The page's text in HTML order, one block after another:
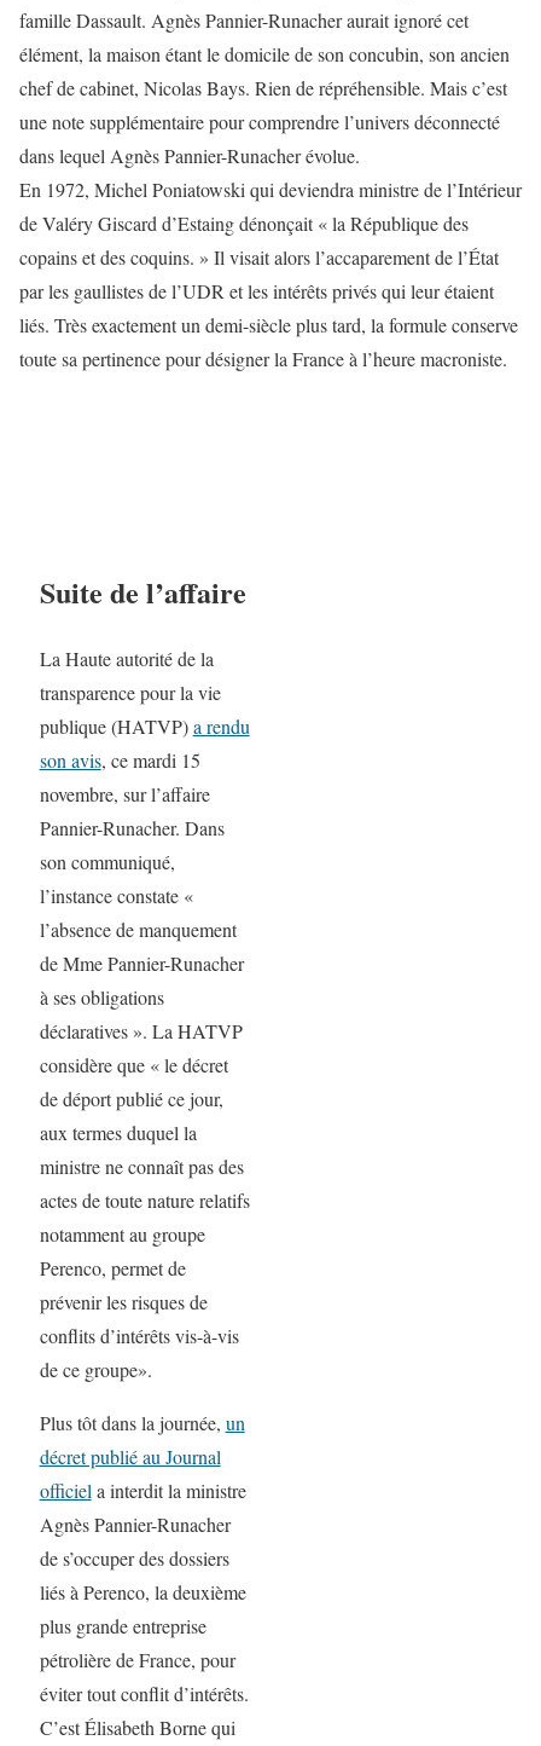
famille Dassault. Agnès Pannier-Runacher aurait ignoré cet
élément, la maison étant le domicile de son concubin, son ancien
chef de cabinet, Nicolas Bays. Rien de répréhensible. Mais c’est
une note supplémentaire pour comprendre l’univers déconnecté
dans lequel Agnès Pannier-Runacher évolue.
En 1972, Michel Poniatowski qui deviendra ministre de l’Intérieur
de Valéry Giscard d’Estaing dénonçait « la République des
copains et des coquins. » Il visait alors l’accaparement de l’État
par les gaullistes de l’UDR et les intérêts privés qui leur étaient
liés. Très exactement un demi-siècle plus tard, la formule conserve
toute sa pertinence pour désigner la France à l’heure macroniste.
Suite de l’affaire
La Haute autorité de la
transparence pour la vie
publique (HATVP)a rendu
son avis, ce mardi 15
novembre, sur l’affaire
Pannier-Runacher. Dans
son communiqué,
l’instance constate «
l’absence de manquement
de Mme Pannier-Runacher
à ses obligations
déclaratives ». La HATVP
considère que « le décret
de déport publié ce jour,
aux termes duquel la
ministre ne connaît pas des
actes de toute nature relatifs
notamment au groupe
Perenco, permet de
prévenir les risques de
conflits d’intérêts vis-à-vis
de ce groupe».
Plus tôt dans la journée, un
décret publié au Journal
officiela interdit la ministre
Agnès Pannier-Runacher
de s’occuper des dossiers
liés à Perenco, la deuxième
plus grande entreprise
pétrolière de France, pour
éviter tout conflit d’intérêts.
C’est Élisabeth Borne qui